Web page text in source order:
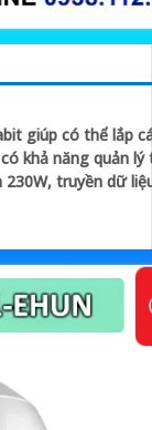
giúp có thể lắp
khả năng quản lý
truyền dữ